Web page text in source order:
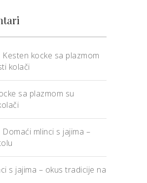
Kesten kocke sa plazmom
kolači
sa plazmom su
Domaći mlinci s jajima –
s jajima – okus tradicije na